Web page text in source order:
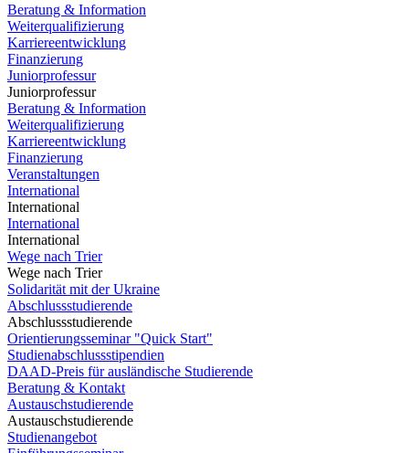
Beratung & Information
Weiterqualifizierung
Karriereentwicklung
Finanzierung
Juniorprofessur
Juniorprofessur
Beratung & Information
Weiterqualifizierung
Karriereentwicklung
Finanzierung
Veranstaltungen
International
International
International
International
Wege nach Trier
Wege nach Trier
Solidarität mit der Ukraine
Abschlussstudierende
Abschlussstudierende
Orientierungsseminar "Quick Start"
Studienabschlussstipendien
DAAD-Preis für ausländische Studierende
Beratung & Kontakt
Austauschstudierende
Austauschstudierende
Studienangebot